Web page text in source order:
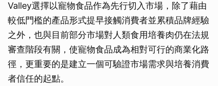
Valley選擇以寵物食品作為先行切入市場，除了藉由
較低門檻的產品形式提早接觸消費者並累積品牌經驗
之外，也與目前部分市場對人類食用培養肉仍在法規
審查階段有關，使寵物食品成為相對可行的商業化路
徑，更重要的是建立一個可驗證市場需求與培養消費
者信任的起點。